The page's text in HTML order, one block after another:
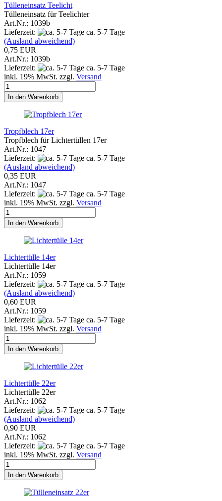
Tülleneinsatz Teelicht
Tülleneinsatz für Teelichter
Art.Nr.: 1039b
Lieferzeit:
ca. 5-7 Tage
(Ausland abweichend)
0,75 EUR
Art.Nr.: 1039b
Lieferzeit:
ca. 5-7 Tage
inkl. 19% MwSt. zzgl. Versand
In den Warenkorb
Tropfblech 17er
Tropfblech für Lichtertüllen 17er
Art.Nr.: 1047
Lieferzeit:
ca. 5-7 Tage
(Ausland abweichend)
0,35 EUR
Art.Nr.: 1047
Lieferzeit:
ca. 5-7 Tage
inkl. 19% MwSt. zzgl. Versand
In den Warenkorb
Lichtertülle 14er
Lichtertülle 14er
Art.Nr.: 1059
Lieferzeit:
ca. 5-7 Tage
(Ausland abweichend)
0,60 EUR
Art.Nr.: 1059
Lieferzeit:
ca. 5-7 Tage
inkl. 19% MwSt. zzgl. Versand
In den Warenkorb
Lichtertülle 22er
Lichtertülle 22er
Art.Nr.: 1062
Lieferzeit:
ca. 5-7 Tage
(Ausland abweichend)
0,90 EUR
Art.Nr.: 1062
Lieferzeit:
ca. 5-7 Tage
inkl. 19% MwSt. zzgl. Versand
In den Warenkorb